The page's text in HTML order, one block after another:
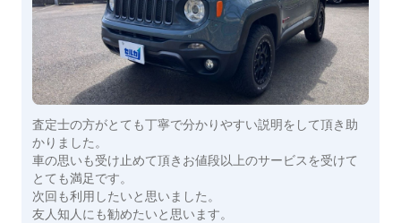
査定士の方がとても丁寧で分かりやすい説明をして頂き助
かりました。
車の思いも受け止めて頂きお値段以上のサービスを受けて
とても満足です。
次回も利用したいと思いました。
友人知人にも勧めたいと思います。